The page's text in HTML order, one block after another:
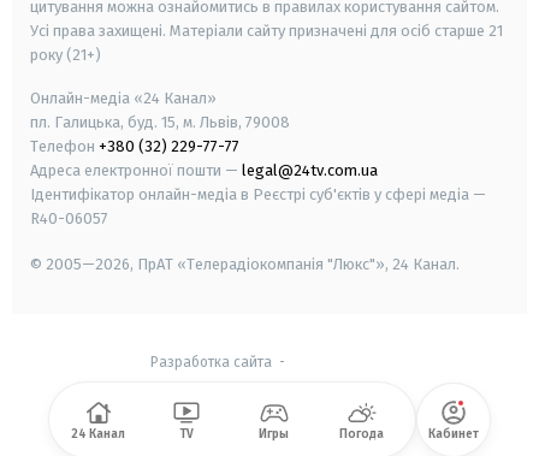
цитування можна ознайомитись в правилах користування сайтом.
Усі права захищені. Матеріали сайту призначені для осіб старше 21
року (21+)
Онлайн-медіа «24 Канал»
пл. Галицька, буд. 15, м. Львів, 79008
Телефон +380 (32) 229-77-77
Адреса електронної пошти — legal@24tv.com.ua
Ідентифікатор онлайн-медіа в Реєстрі суб'єктів у сфері медіа —
R40-06057
© 2005—2026, ПрАТ «Телерадіокомпанія "Люкс"», 24 Канал.
Разработка сайта -
24 Канал TV Игры Погода Кабинет